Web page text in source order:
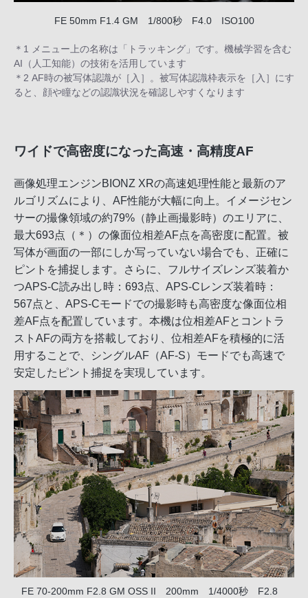
FE 50mm F1.4 GM 1/800秒 F4.0 ISO100
＊1 メニュー上の名称は「トラッキング」です。機械学習を含む
AI（人工知能）の技術を活用しています
＊2 AF時の被写体認識が［入］。被写体認識枠表示を［入］にす
ると、顔や瞳などの認識状況を確認しやすくなります
ワイドで高密度になった高速・高精度AF
画像処理エンジンBIONZ XRの高速処理性能と最新のア
ルゴリズムにより、AF性能が大幅に向上。イメージセン
サーの撮像領域の約79%（静止画撮影時）のエリアに、
最大693点（＊）の像面位相差AF点を高密度に配置。被
写体が画面の一部にしか写っていない場合でも、正確に
ピントを捕捉します。さらに、フルサイズレンズ装着か
つAPS-C読み出し時：693点、APS-Cレンズ装着時：
567点と、APS-Cモードでの撮影時も高密度な像面位相
差AF点を配置しています。本機は位相差AFとコントラ
ストAFの両方を搭載しており、位相差AFを積極的に活
用することで、シングルAF（AF-S）モードでも高速で
安定したピント捕捉を実現しています。
FE 70-200mm F2.8 GM OSS II 200mm 1/4000秒 F2.8